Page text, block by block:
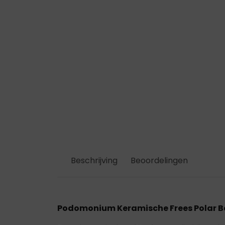
Beschrijving Beoordelingen
Podomonium Keramische Frees Polar